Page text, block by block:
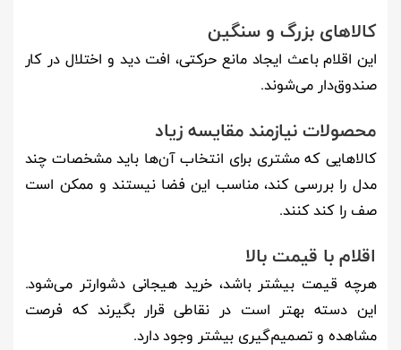
کالاهای بزرگ و سنگین
این اقلام باعث ایجاد مانع حرکتی، افت دید و اختلال در کار
صندوق‌دار می‌شوند.
محصولات نیازمند مقایسه زیاد
کالاهایی که مشتری برای انتخاب آن‌ها باید مشخصات چند
مدل را بررسی کند، مناسب این فضا نیستند و ممکن است
صف را کند کنند.
اقلام با قیمت بالا
هرچه قیمت بیشتر باشد، خرید هیجانی دشوارتر می‌شود.
این دسته بهتر است در نقاطی قرار بگیرند که فرصت
مشاهده و تصمیم‌گیری بیشتر وجود دارد.